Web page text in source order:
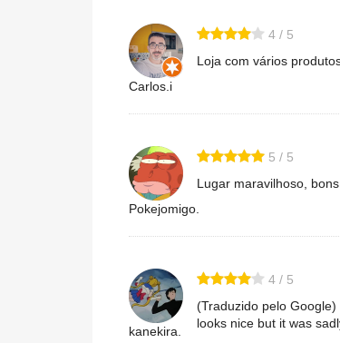
Carlos.i
4 / 5
Loja com vários
Pokejomigo.
5 / 5
Lugar maravilhoso,
kanekira.
4 / 5
(Traduzido pelo
looks nice but it was